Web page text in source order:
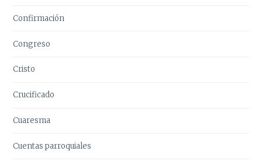
Confirmación
Congreso
Cristo
Crucificado
Cuaresma
Cuentas parroquiales